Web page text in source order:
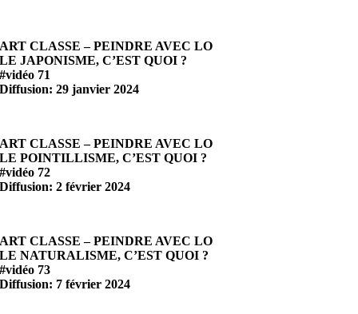
ART CLASSE – PEINDRE AVEC LO
LE JAPONISME, C’EST QUOI ?
#vidéo 71
Diffusion: 29 janvier 2024
ART CLASSE – PEINDRE AVEC LO
LE POINTILLISME, C’EST QUOI ?
#vidéo 72
Diffusion: 2 février 2024
ART CLASSE – PEINDRE AVEC LO
LE NATURALISME, C’EST QUOI ?
#vidéo 73
Diffusion: 7 février 2024